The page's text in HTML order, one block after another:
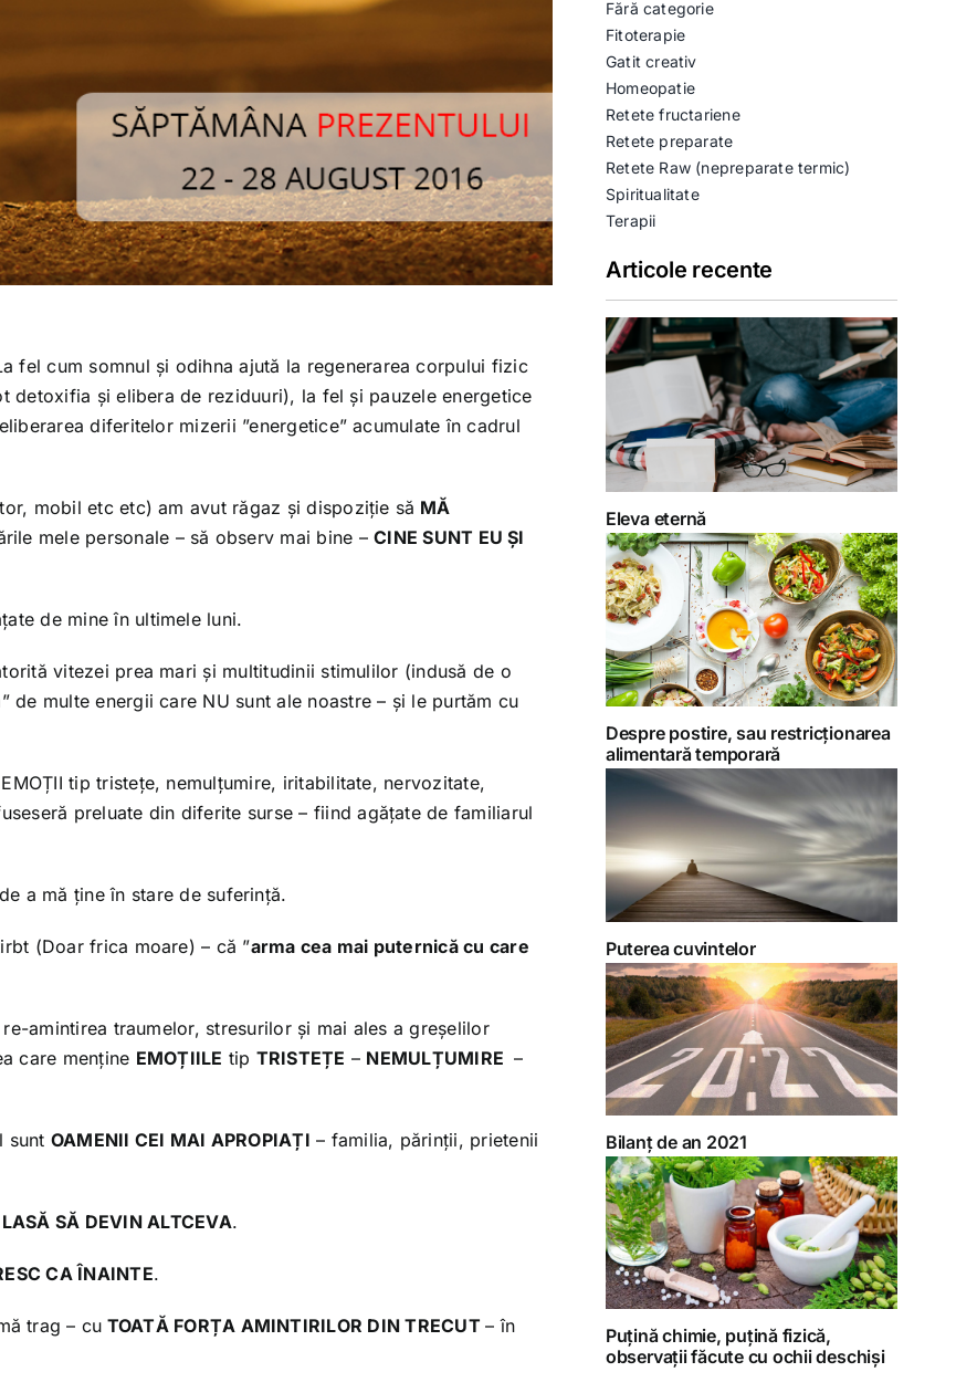
fel cum somnul și odihna ajută la regenerarea corpului fizic
detoxifia și elibera de reziduuri), la fel și pauzele energetice
diferitelor mizerii ”energetice” acumulate în cadrul
mobil etc etc) am avut răgaz și dispoziție să MĂ
mele personale – să observ mai bine –CINE SUNT EU ȘI
de mine în ultimele luni.
vitezei prea mari și multitudinii stimulilor (indusă de o
de multe energii care NU sunt ale noastre – și le purtăm cu
tip tristețe, nemulțumire, iritabilitate, nervozitate,
preluate din diferite surse – fiind agățate de familiarul
a mă ține în stare de suferință.
(Doar frica moare) – că ”arma cea mai puternică cu care
amintirea traumelor, stresurilor și mai ales a greșelilor
care menține EMOȚIILE tip TRISTEȚE – NEMULȚUMIRE –
sunt OAMENII CEI MAI APROPIAȚI – familia, părinții, prietenii
SĂ DEVIN ALTCEVA.
CA ÎNAINTE.
trag – cu TOATĂ FORȚA AMINTIRILOR DIN TRECUT– în
Fără categorie
Fitoterapie
Gatit creativ
Homeopatie
Retete fructariene
Retete preparate
Retete Raw (nepreparate termic)
Spiritualitate
Terapii
Articole recente
Eleva eternă
Despre postire, sau restricționarea
alimentară temporară
Puterea cuvintelor
Bilanț de an 2021
Puțină chimie, puțină fizică,
observații făcute cu ochii deschiși